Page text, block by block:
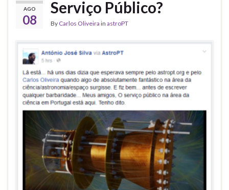
AGO
08
Serviço Público?
By Carlos Oliveira in astroPT